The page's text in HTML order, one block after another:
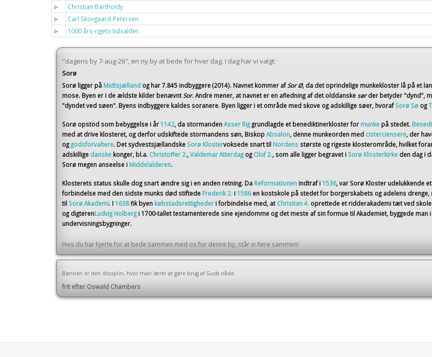
Christian Bartholdy
Carl Skovgaard-Petersen
1000 års-rigets tidsalder.
"dagens by 7-aug-26", en ny by at bede for hver dag. I dag har vi valgt:
Sorø
Sorø ligger på Midtsjælland og har 7.845 indbyggere (2014). Navnet kommer af Sor Ø, da det oprindelige munkekloster lå på et
mose. Byen er i de ældste kilder benævnt Sor. Andre mener, at navnet er en afledning af det olddanske sør der betyder "dynd",
"dyndet ved søen". Byens indbyggere kaldes soranere. Byen ligger i et område med skove og adskillige søer, hvoraf Sorø Sø og
Sorø opstod som bebyggelse i år 1142, da stormandenAsser Rig grundlagde et benediktinerkloster for munke på stedet.
med at drive klosteret, og derfor udskiftede stormandens søn, BiskopAbsalon, denne munkeorden med cisterciensere, der
og godsforvaltere. Det sydvestsjællandske Sorø Klostervoksede snart til Nordens største og rigeste klosterområde, hvilket
adskillige danske konger, bl.a. Christoffer 2.,Valdemar Atterdag og Oluf 2., som alle ligger begravet i Sorø Klosterkirke den dag i
Sorø megen anseelse i Middelalderen.
Klosterets status skulle dog snart ændre sig i en anden retning. Da Reformationen indtraf i 1536, var Sorø Kloster udelukkende
forbindelse med den sidste munks død stiftede Frederik 2. i 1586 en kostskole på stedet for borgerskabets og adelens
til Sorø Akademi. I 1638fik byen købstadsrettigheder i forbindelse med, at Christian 4. oprettede et ridderakademi tæt ved
og digterenLudvig Holberg i 1700-tallet testamenterede sine ejendomme og det meste af sin formue til Akademiet, byggede man i
undervisningsbygninger.
Hvis du har hjerte for at bede sammen med os for denne by, står vi flere sammen!
Bønnen er den disciplin, hvor man lærer at gøre brug af Guds nåde.
frit efter Oswald Chambers